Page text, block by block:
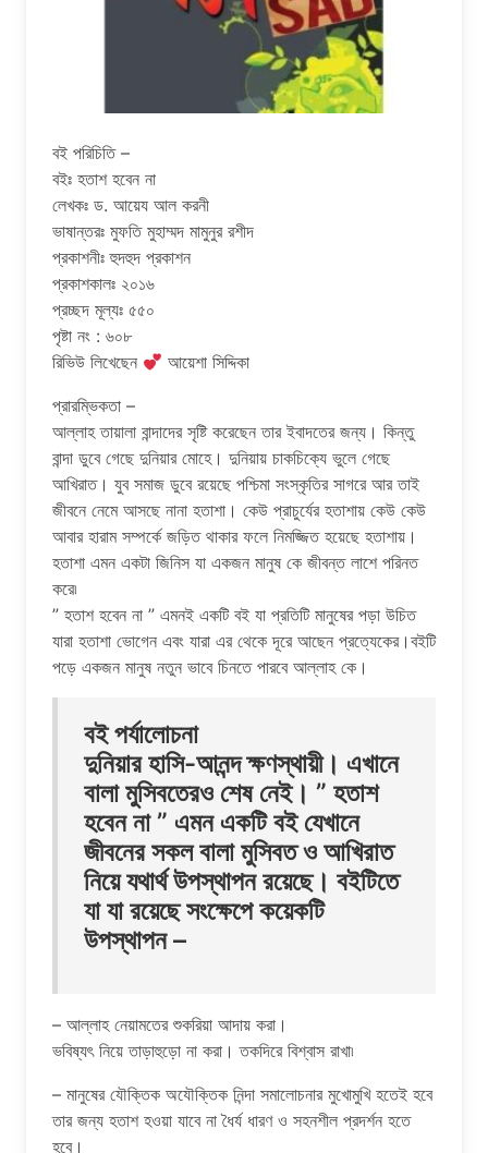
বই পরিচিতি –
বইঃ হতাশ হবেন না
লেখকঃ ড. আয়েয আল করনী
ভাষান্তরঃ মুফতি মুহাম্মদ মামুনুর রশীদ
প্রকাশনীঃ হুদহুদ প্রকাশন
প্রকাশকালঃ ২০১৬
প্রচ্ছদ মূল্যঃ ৫৫০
পৃষ্টা নং : ৬০৮
রিভিউ লিখেছেন
আয়েশা সিদ্দিকা
প্রারম্ভিকতা –
আল্লাহ তায়ালা বান্দাদের সৃষ্টি করেছেন তার ইবাদতের জন্য। কিন্তু
বান্দা ডুবে গেছে দুনিয়ার মোহে। দুনিয়ায় চাকচিক্যে ভুলে গেছে
আখিরাত। যুব সমাজ ডুবে রয়েছে পশ্চিমা সংস্কৃতির সাগরে আর তাই
জীবনে নেমে আসছে নানা হতাশা। কেউ প্রাচুর্যের হতাশায় কেউ কেউ
আবার হারাম সম্পর্কে জড়িত থাকার ফলে নিমজ্জিত হয়েছে হতাশায়।
হতাশা এমন একটা জিনিস যা একজন মানুষ কে জীবন্ত লাশে পরিনত
করে৷
” হতাশ হবেন না ” এমনই একটি বই যা প্রতিটি মানুষের পড়া উচিত
যারা হতাশা ভোগেন এবং যারা এর থেকে দূরে আছেন প্রত্যেকের।বইটি
পড়ে একজন মানুষ নতুন ভাবে চিনতে পারবে আল্লাহ কে।
বই পর্যালোচনা
দুনিয়ার হাসি-আনন্দ ক্ষণস্থায়ী। এখানে
বালা মুসিবতেরও শেষ নেই। ” হতাশ
হবেন না ” এমন একটি বই যেখানে
জীবনের সকল বালা মুসিবত ও আখিরাত
নিয়ে যথার্থ উপস্থাপন রয়েছে। বইটিতে
যা যা রয়েছে সংক্ষেপে কয়েকটি
উপস্থাপন –
– আল্লাহ নেয়ামতের শুকরিয়া আদায় করা।
ভবিষ্যৎ নিয়ে তাড়াহুড়ো না করা। তকদিরে বিশ্বাস রাখা৷
– মানুষের যৌক্তিক অযৌক্তিক নিন্দা সমালোচনার মুখোমুখি হতেই হবে
তার জন্য হতাশ হওয়া যাবে না ধৈর্য ধারণ ও সহনশীল প্রদর্শন হতে
হবে।